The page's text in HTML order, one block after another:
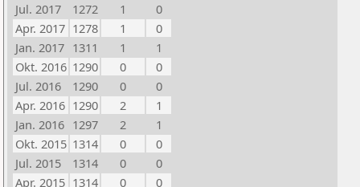
Jul. 2017
1272 1
0
Apr. 2017 1278 1
0
Jan. 2017 1311 1
1
Okt. 2016 1290 0
0
Jul. 2016
1290 0
0
Apr. 2016 1290 2
1
Jan. 2016 1297 2
1
Okt. 2015 1314 0
0
Jul. 2015
1314 0
0
Apr. 2015 1314 0
0